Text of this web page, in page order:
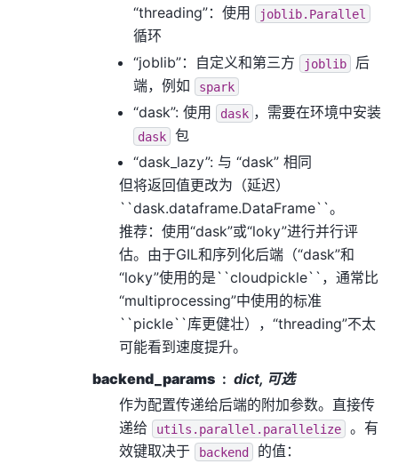
“threading”：使用
joblib.Parallel
循环
“joblib”：自定义和第三方
joblib
后
端，例如
spark
“dask”: 使用 dask ，需要在环境中安装
dask
包
“dask_lazy”: 与 “dask” 相同
但将返回值更改为（延迟）
``dask.dataframe.DataFrame``。
推荐：使用“dask”或“loky”进行并行评
估。由于GIL和序列化后端（“dask”和
“loky”使用的是``cloudpickle``，通常比
“multiprocessing”中使用的标准
``pickle``库更健壮），“threading”不太
可能看到速度提升。
backend_params
dict, 可选
作为配置传递给后端的附加参数。直接传
递给
utils.parallel.parallelize
。有
效键取决于
backend
的值：